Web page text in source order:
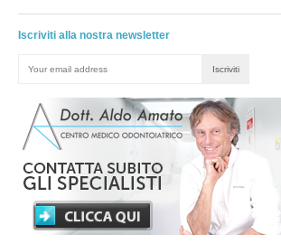
Iscriviti alla nostra newsletter